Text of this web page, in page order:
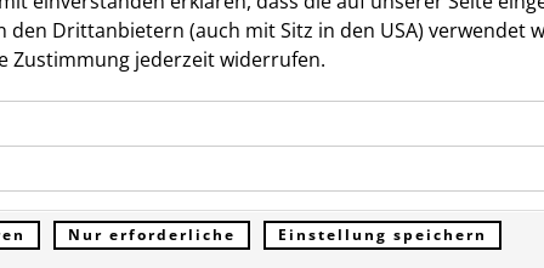
Donau Zentrum feiert
mit hochkarätiger
den Drittanbietern (auch mit Sitz in den USA) verwendet
Zustimmung jederzeit widerrufen.
ermöglichen grundlegende Funktionen und sind für
der Website erforderlich. Diese Cookies
Daten und werden an keine Dritten übermittelt.
erfassen Informationen anonym. Diese Informationen
unsere Besucher unsere Website nutzen.
Nur erforderliche Einstellung speichern